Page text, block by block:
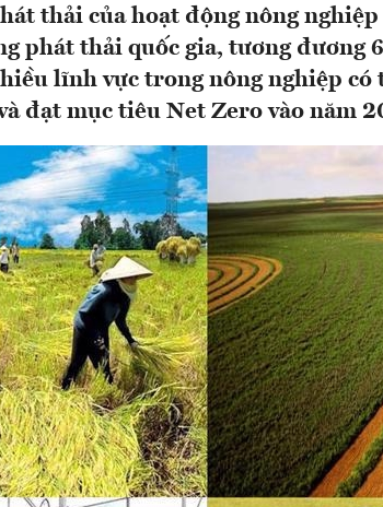
thải của hoạt động nông
phát thải quốc gia, tương đương
lĩnh vực trong nông nghiệp có
đạt mục tiêu Net Zero vào năm